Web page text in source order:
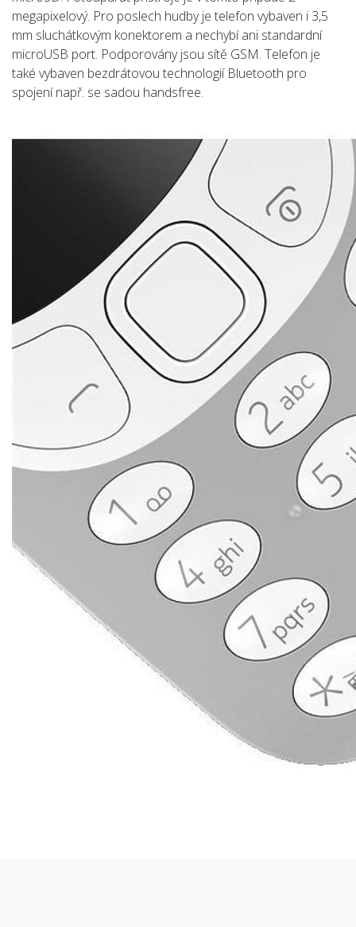
megapixelový. Pro poslech hudby je telefon vybaven i 3,5
mm sluchátkovým konektorem a nechybí ani standardní
microUSB port. Podporovány jsou sítě GSM. Telefon je
také vybaven bezdrátovou technologií Bluetooth pro
spojení např. se sadou handsfree.